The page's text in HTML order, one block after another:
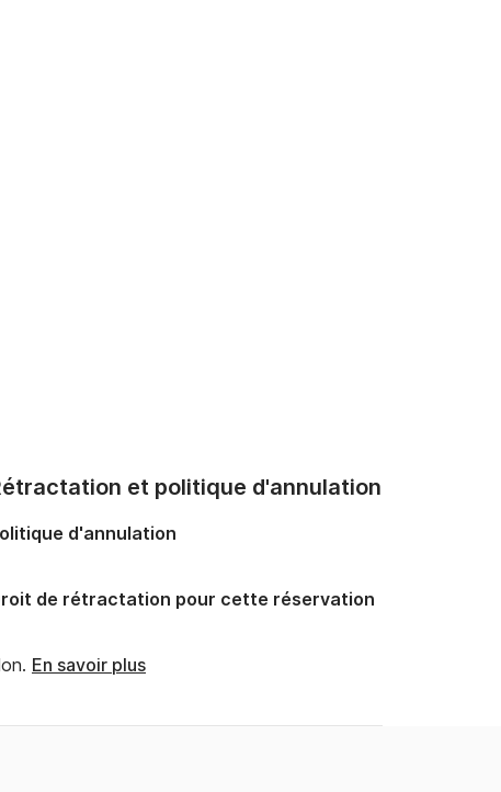
et politique d'annulation
d'annulation
de rétractation pour cette réservation
En savoir plus